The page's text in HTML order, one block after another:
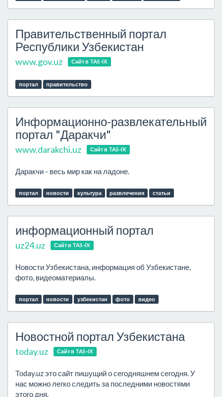
Правительственный портал
Республики Узбекистан
www.gov.uz Сайт в TAS-IX
портал правительство
Информационно-развлекательный
портал "Даракчи"
www.darakchi.uz Сайт в TAS-IX
Даракчи - весь мир как на ладоне.
портал новости культура развлечения статьи
информационный портал
uz24.uz Сайт в TAS-IX
Новости Узбекистана, информация об Узбекистане,
фото, видеоматериалы.
портал новости узбекистан фото видео
Новостной портал Узбекистана
today.uz Сайт в TAS-IX
Тоday.uz это сайт пишущий о сегодняшнем сегодня. У
нас можно легко следить за последними новостями
этого дня.